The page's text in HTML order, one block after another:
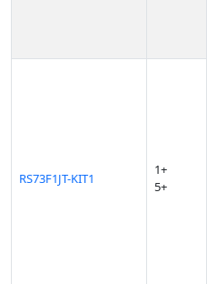
RS73F1JT-KIT1
1+
5+